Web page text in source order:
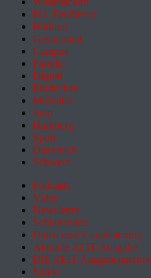
Pol. Feuilleton
Bildung
Gesundheit
Campus
Familie
Digital
Entdecken
Mobilität
Sinn
Hamburg
Sport
Österreich
Schweiz
Podcasts
Video
Newsletter
Schlagzeilen
Daten und Visualisierung
Aktuelle ZEIT-Ausgabe
DIE ZEIT Ausgabenarchiv
Spiele